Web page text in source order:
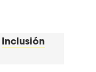
Inclusión